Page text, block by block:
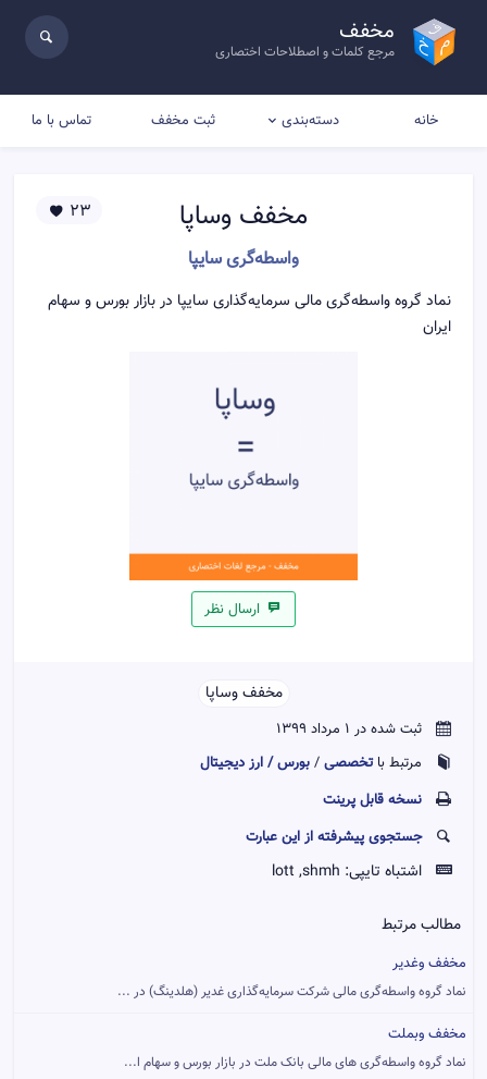
مخفف
مرجع کلمات و اصطلاحات اختصاری
خانه دسته‌بندی ثبت مخفف تماس با ما
مخفف وساپا
واسطه‌گری سایپا
23
نماد گروه واسطه‌گری مالی سرمایه‌گذاری سایپا در بازار بورس و سهام
ایران
ارسال نظر
مخفف وساپا
ثبت شده در 1 مرداد 1399
مرتبط باتخصصی /بورس / ارز دیجیتال
نسخه قابل پرينت
جستجوی پیشرفته از این عبارت
اشتباه تایپی: lott ,shmh
مطالب مرتبط
مخفف وغدیر
نماد گروه واسطه‌گری مالی شرکت سرمایه‌گذاری غدیر (هلدینگ) در ...
مخفف وبملت
نماد گروه واسطه‌گری های مالی بانک ملت در بازار بورس و سهام ا...